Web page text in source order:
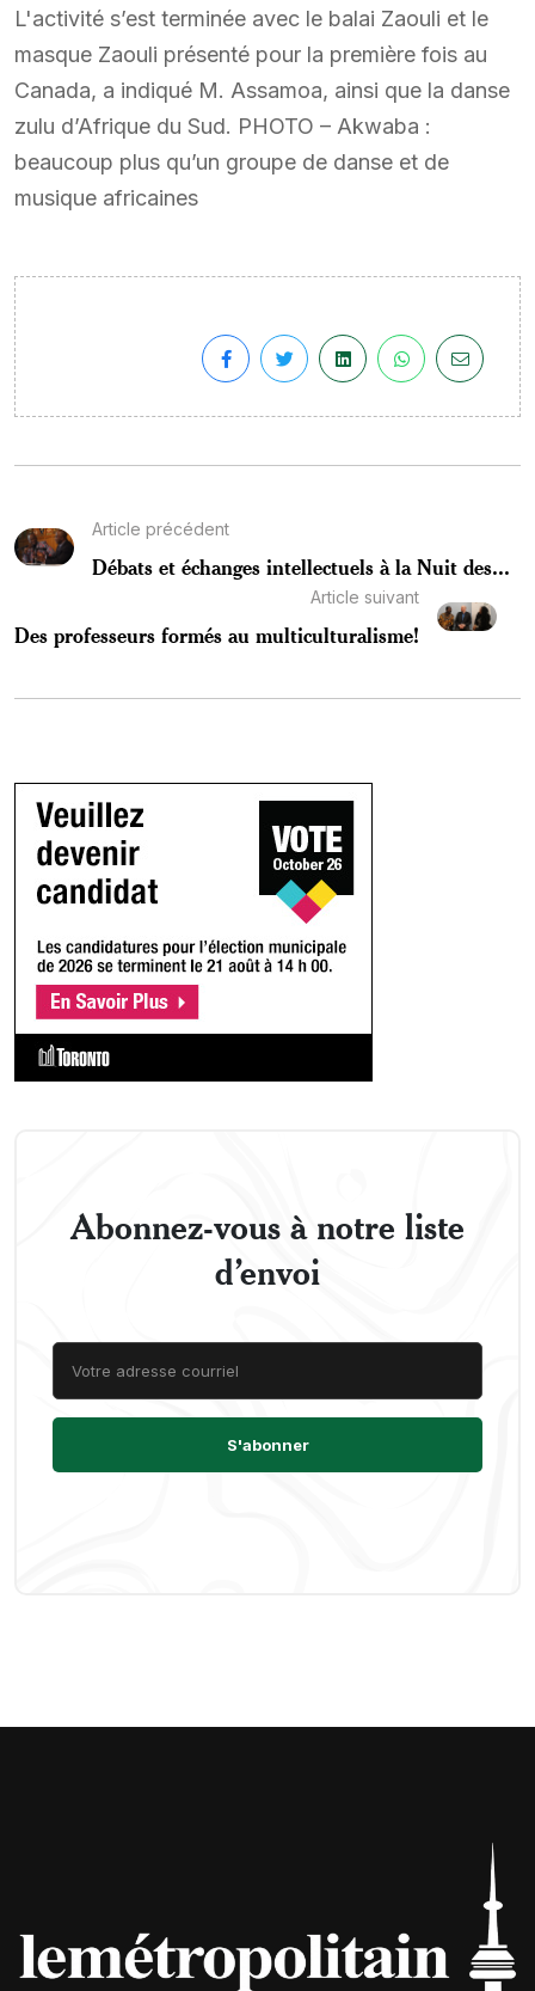
L'activité s’est terminée avec le balai Zaouli et le
masque Zaouli présenté pour la première fois au
Canada, a indiqué M. Assamoa, ainsi que la danse
zulu d’Afrique du Sud. PHOTO – Akwaba :
beaucoup plus qu’un groupe de danse et de
musique africaines
Article précédent
Débats et échanges intellectuels à la Nuit des...
Article suivant
Des professeurs formés au multiculturalisme!
Abonnez-vous à notre liste
d’envoi